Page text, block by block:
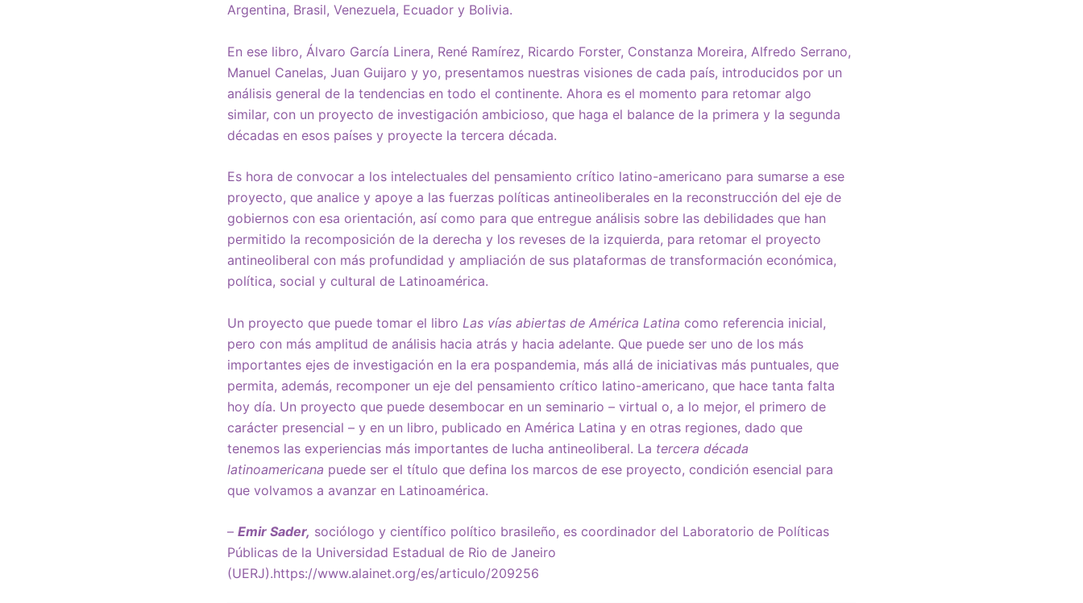
Argentina, Brasil, Venezuela, Ecuador y Bolivia.
En ese libro, Álvaro García Linera, René Ramírez, Ricardo Forster, Constanza Moreira, Alfredo Serrano,
Manuel Canelas, Juan Guijaro y yo, presentamos nuestras visiones de cada país, introducidos por un
análisis general de la tendencias en todo el continente. Ahora es el momento para retomar algo
similar, con un proyecto de investigación ambicioso, que haga el balance de la primera y la segunda
décadas en esos países y proyecte la tercera década.
Es hora de convocar a los intelectuales del pensamiento crítico latino-americano para sumarse a ese
proyecto, que analice y apoye a las fuerzas políticas antineoliberales en la reconstrucción del eje de
gobiernos con esa orientación, así como para que entregue análisis sobre las debilidades que han
permitido la recomposición de la derecha y los reveses de la izquierda, para retomar el proyecto
antineoliberal con más profundidad y ampliación de sus plataformas de transformación económica,
política, social y cultural de Latinoamérica.
Un proyecto que puede tomar el libro Las vías abiertas de América Latina como referencia inicial,
pero con más amplitud de análisis hacia atrás y hacia adelante. Que puede ser uno de los más
importantes ejes de investigación en la era pospandemia, más allá de iniciativas más puntuales, que
permita, además, recomponer un eje del pensamiento crítico latino-americano, que hace tanta falta
hoy día. Un proyecto que puede desembocar en un seminario – virtual o, a lo mejor, el primero de
carácter presencial – y en un libro, publicado en América Latina y en otras regiones, dado que
tenemos las experiencias más importantes de lucha antineoliberal. La tercera década
latinoamericana puede ser el título que defina los marcos de ese proyecto, condición esencial para
que volvamos a avanzar en Latinoamérica.
– Emir Sader, sociólogo y científico político brasileño, es coordinador del Laboratorio de Políticas
Públicas de la Universidad Estadual de Rio de Janeiro
(UERJ).https://www.alainet.org/es/articulo/209256